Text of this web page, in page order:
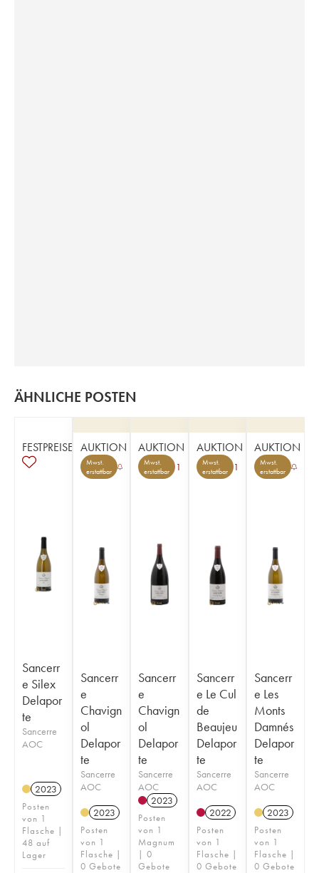
ÄHNLICHE POSTEN
FESTPREISE
Sancerr
e Silex
Delapor
te
Sancerre
AOC
2023
Posten
von 1
Flasche |
48 auf
Lager
AUKTION
Mwst.
erstattbar
Sancerr
e
Chavign
ol
Delapor
te
Sancerre
AOC
2023
Posten
von 1
Flasche |
0 Gebote
AUKTION
Mwst.
erstattbar
1
Sancerr
e
Chavign
ol
Delapor
te
Sancerre
AOC
2023
Posten
von 1
Magnum
| 0
Gebote
AUKTION
Mwst.
erstattbar
1
Sancerr
e Le Cul
de
Beaujeu
Delapor
te
Sancerre
AOC
2022
Posten
von 1
Flasche |
0 Gebote
AUKTION
Mwst.
erstattbar
Sancerr
e Les
Monts
Damnés
Delapor
te
Sancerre
AOC
2023
Posten
von 1
Flasche |
0 Gebote